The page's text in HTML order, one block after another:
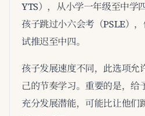
YTS），从小学一年级至中学
孩子跳过小六会考（PSLE）
试推迟至中四。
孩子发展速度不同，此选项允
己的节奏学习。重要的是，给
充分发展潜能，可能比让他们